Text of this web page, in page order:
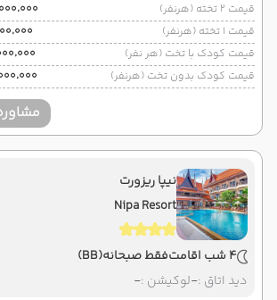
قیمت 2 تخته (هرنفر)
۵۵٬۰۰۰٬۰۰۰ تومان
قیمت 1 تخته (هرنفر)
۵۵٬۰۰۰٬۰۰۰
قیمت کودک با تخت (هر نفر)
۵۲٬۰۰۰٬۰۰۰
قیمت کودک بدون تخت (هرنفر)
۴۷٬۰۰۰٬۰۰۰
نیپا ریزورت
Nipa Resort
4 شب اقامت فقط صبحانه(BB)
دید اتاق :-لوکیشن :-